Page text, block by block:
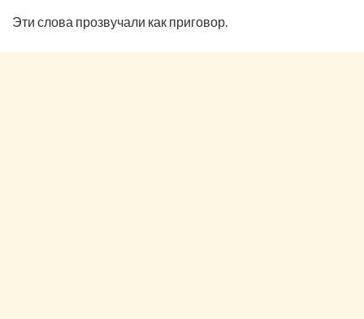
Эти слова прозвучали как приговор.